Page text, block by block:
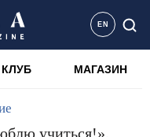
EN
КЛУБ МАГАЗИН
учиться!».